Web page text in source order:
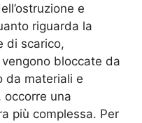
e
riguarda la
di scarico,
bloccate da
da materiali e
una
più complessa. Per